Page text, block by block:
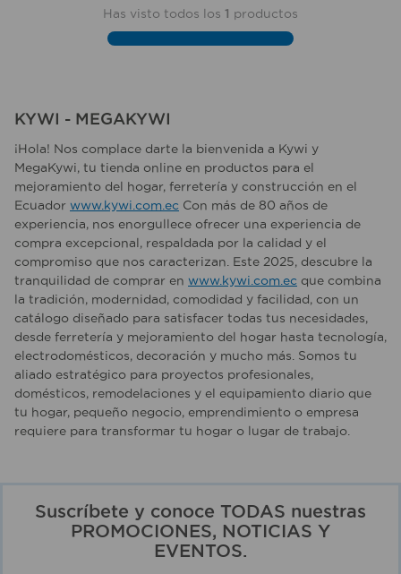
Has visto todos los 1 productos
KYWI - MEGAKYWI
¡Hola! Nos complace darte la bienvenida a Kywi y
MegaKywi, tu tienda online en productos para el
mejoramiento del hogar, ferretería y construcción en el
Ecuador www.kywi.com.ec Con más de 80 años de
experiencia, nos enorgullece ofrecer una experiencia de
compra excepcional, respaldada por la calidad y el
compromiso que nos caracterizan. Este 2025, descubre la
tranquilidad de comprar en www.kywi.com.ec que combina
la tradición, modernidad, comodidad y facilidad, con un
catálogo diseñado para satisfacer todas tus necesidades,
desde ferretería y mejoramiento del hogar hasta tecnología,
electrodomésticos, decoración y mucho más. Somos tu
aliado estratégico para proyectos profesionales,
domésticos, remodelaciones y el equipamiento diario que
tu hogar, pequeño negocio, emprendimiento o empresa
requiere para transformar tu hogar o lugar de trabajo.
Suscríbete y conoce TODAS nuestras
PROMOCIONES, NOTICIAS Y
EVENTOS.